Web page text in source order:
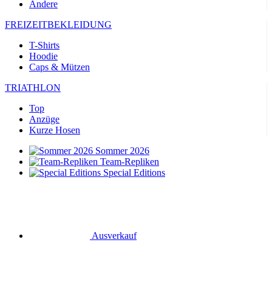
Andere
FREIZEITBEKLEIDUNG
T-Shirts
Hoodie
Caps & Mützen
TRIATHLON
Top
Anzüge
Kurze Hosen
Sommer 2026
Team-Repliken
Special Editions